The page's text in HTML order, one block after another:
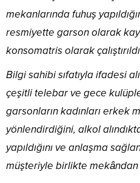
mekanlarında fuhuş
resmiyette garson olarak
konsomatris olarak
Bilgi sahibi sıfatıyla ifadesi
çeşitli telebar ve gece
garsonların kadınları erkek
yönlendirdiğini, alkol
yapıldığını ve anlaşma
müşteriyle birlikte mekândan